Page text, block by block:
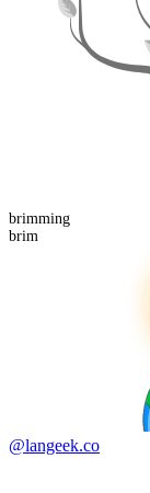
brimming
brim
@langeek.co